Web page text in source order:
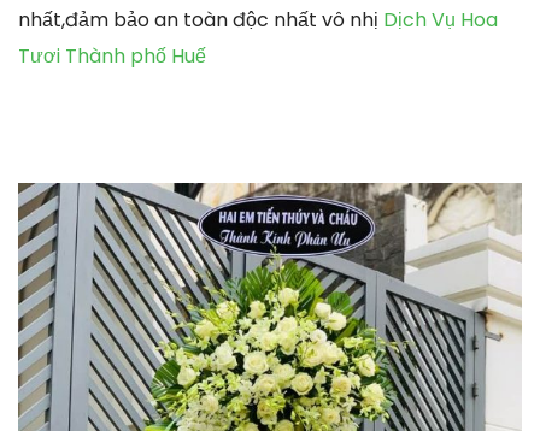
nhất,đảm bảo an toàn độc nhất vô nhị Dịch Vụ Hoa
Tươi Thành phố Huế